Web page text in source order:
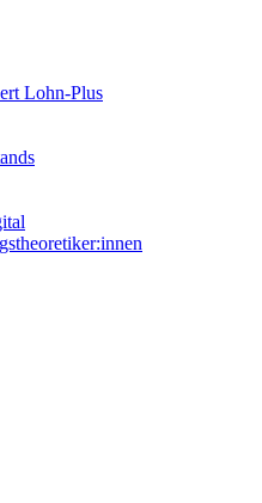
Lohn-Plus